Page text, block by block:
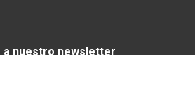
a nuestro newsletter